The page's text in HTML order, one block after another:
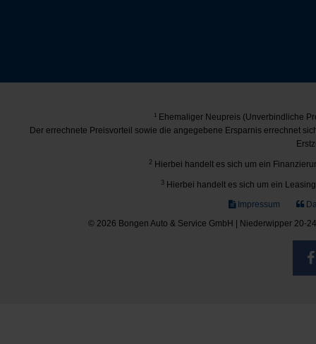
1Ehemaliger Neupreis (Unverbindliche
Der errechnete Preisvorteil sowie die angegebene Ersparnis errechnet
2 Hierbei handelt es sich um ein
3 Hierbei handelt es sich um ein
Impressum
© 2026 Bongen Auto & Service GmbH | Niederwipper 20-